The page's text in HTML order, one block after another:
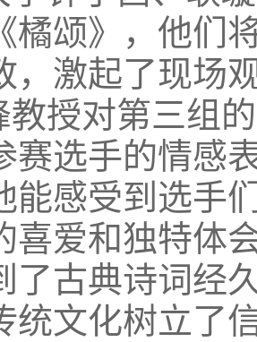
橘颂》，他们
，激起了现场
教授对第三组
赛选手的情感
能感受到选手
喜爱和独特体
了古典诗词经
统文化树立了